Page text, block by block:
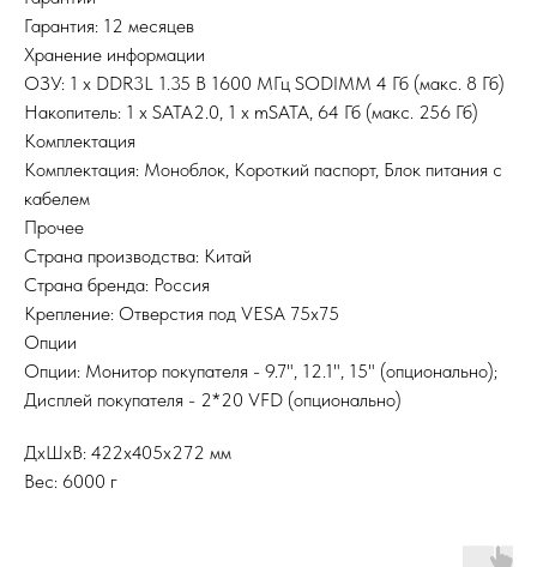
Гарантия: 12 месяцев
Хранение информации
ОЗУ: 1 х DDR3L 1.35 В 1600 МГц SODIMM 4 Гб (макс. 8 Гб)
Накопитель: 1 х SATA2.0, 1 х mSATA, 64 Гб (макс. 256 Гб)
Комплектация
Комплектация: Моноблок, Короткий паспорт, Блок питания с
кабелем
Прочее
Страна производства: Китай
Страна бренда: Россия
Крепление: Отверстия под VESA 75x75
Опции
Опции: Монитор покупателя - 9.7", 12.1", 15" (опционально);
Дисплей покупателя - 2*20 VFD (опционально)
ДxШxВ: 422x405x272 мм
Вес: 6000 г